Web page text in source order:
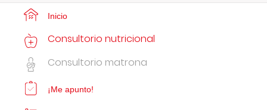
Inicio
Consultorio nutricional
Consultorio matrona
¡Me apunto!